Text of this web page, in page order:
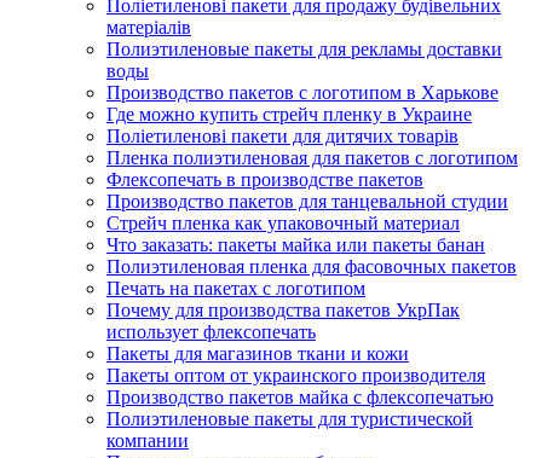
Поліетиленові пакети для продажу будівельних
матеріалів
Полиэтиленовые пакеты для рекламы доставки
воды
Производство пакетов с логотипом в Харькове
Где можно купить стрейч пленку в Украине
Поліетиленові пакети для дитячих товарів
Пленка полиэтиленовая для пакетов с логотипом
Флексопечать в производстве пакетов
Производство пакетов для танцевальной студии
Стрейч пленка как упаковочный материал
Что заказать: пакеты майка или пакеты банан
Полиэтиленовая пленка для фасовочных пакетов
Печать на пакетах с логотипом
Почему для производства пакетов УкрПак
использует флексопечать
Пакеты для магазинов ткани и кожи
Пакеты оптом от украинского производителя
Производство пакетов майка с флексопечатью
Полиэтиленовые пакеты для туристической
компании